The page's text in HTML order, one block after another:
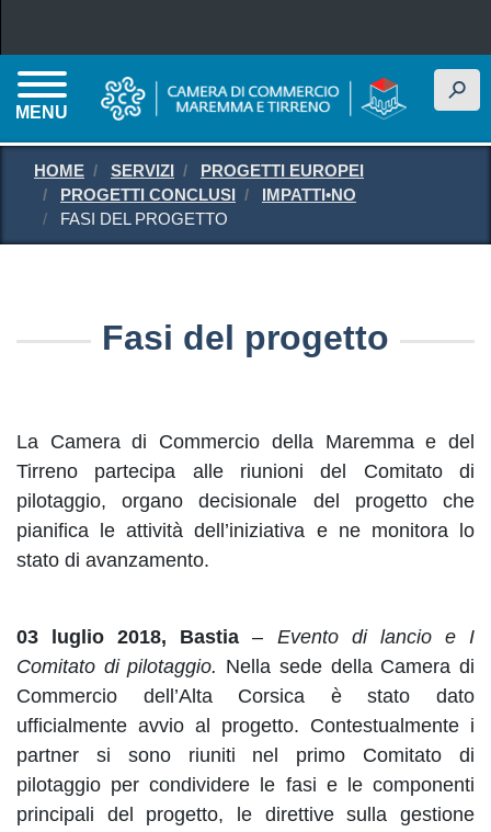
MENU
h
HOME SERVIZI
PROGETTI EUROPEI
PROGETTI CONCLUSI
IMPATTI•NO
FASI DEL PROGETTO
Fasi del progetto
La Camera di Commercio della Maremma e del
Tirreno partecipa alle riunioni del Comitato di
pilotaggio, organo decisionale del progetto che
pianifica le attività dell’iniziativa e ne monitora lo
stato di avanzamento.
03 luglio 2018, Bastia – Evento di lancio e I
Comitato di pilotaggio. Nella sede della Camera di
Commercio dell’Alta Corsica è stato dato
ufficialmente avvio al progetto. Contestualmente i
partner si sono riuniti nel primo Comitato di
pilotaggio per condividere le fasi e le componenti
principali del progetto, le direttive sulla gestione